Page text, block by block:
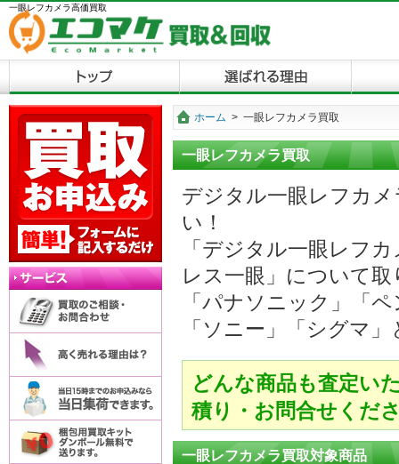
一眼レフカメラ高価買取
ホーム > 一眼レフカメラ買取
一眼レフカメラ買取
デジタル一眼レフカ
い！
「デジタル一眼レフ
レス一眼」について
「パナソニック」「
「ソニー」「シグマ
どんな商品も査定い
積り・お問合せくだ
一眼レフカメラ買取対象商品